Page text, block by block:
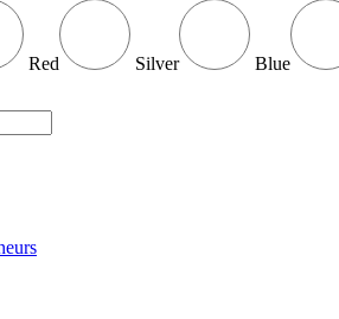
Red Silver Blue